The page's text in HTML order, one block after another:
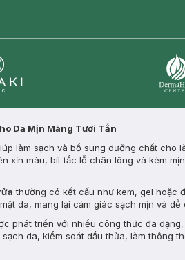
Da Mịn Màng Tươi Tắn
làm sạch và bổ sung dưỡng chất
xỉn màu, bít tắc lỗ chân lông và kém
thường có kết cấu như kem, gel hoặc
da, mang lại cảm giác sạch mịn và dễ
phát triển với nhiều công thức đa
da, kiểm soát dầu thừa, làm thông